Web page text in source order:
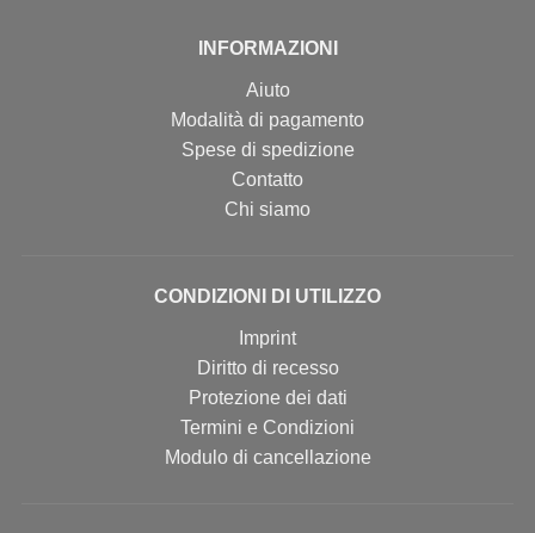
INFORMAZIONI
Aiuto
Modalità di pagamento
Spese di spedizione
Contatto
Chi siamo
CONDIZIONI DI UTILIZZO
Imprint
Diritto di recesso
Protezione dei dati
Termini e Condizioni
Modulo di cancellazione